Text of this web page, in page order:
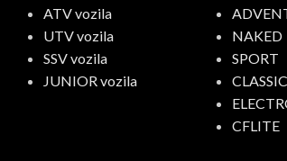
ATV vozila
UTV vozila
SSV vozila
JUNIOR vozila
NAKED
SPORT
CLASSIC
CFLITE